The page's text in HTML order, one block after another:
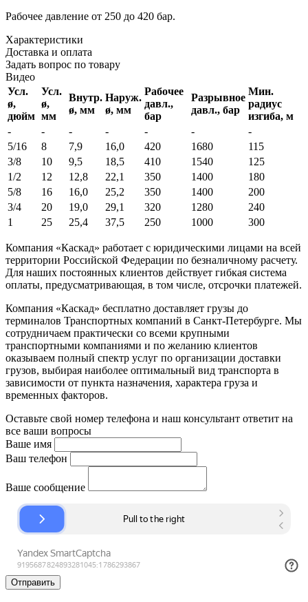
Рабочее давление от 250 до 420 бар.
Характеристики
Доставка и оплата
Задать вопрос по товару
Видео
Усл.
ø,
дюйм
Усл.
ø,
мм
Внутр.
ø, мм
Наруж.
ø, мм
Рабочее
давл.,
бар
Разрывное
давл., бар
Мин.
радиус
изгиба, м
-
- - - - -
-
5/16
8 7,9 16,0 420 1680
115
3/8
10 9,5 18,5 410 1540
125
1/2
12 12,8 22,1 350 1400
180
5/8
16 16,0 25,2 350 1400
200
3/4
20 19,0 29,1 320 1280
240
1
25 25,4 37,5 250 1000 300
Компания «Каскад» работает с юридическими лицами на всей
территории Российской Федерации по безналичному расчету.
Для наших постоянных клиентов действует гибкая система
оплаты, предусматривающая, в том числе, отсрочки платежей.
Компания «Каскад» бесплатно доставляет грузы до
терминалов Транспортных компаний в Санкт-Петербурге. Мы
сотрудничаем практически со всеми крупными
транспортными компаниями и по желанию клиентов
оказываем полный спектр услуг по организации доставки
грузов, выбирая наиболее оптимальный вид транспорта в
зависимости от пункта назначения, характера груза и
временных факторов.
Оставьте свой номер телефона и наш консультант ответит на
все ваши вопросы
Ваше имя
Ваш телефон
Ваше сообщение
Отправить